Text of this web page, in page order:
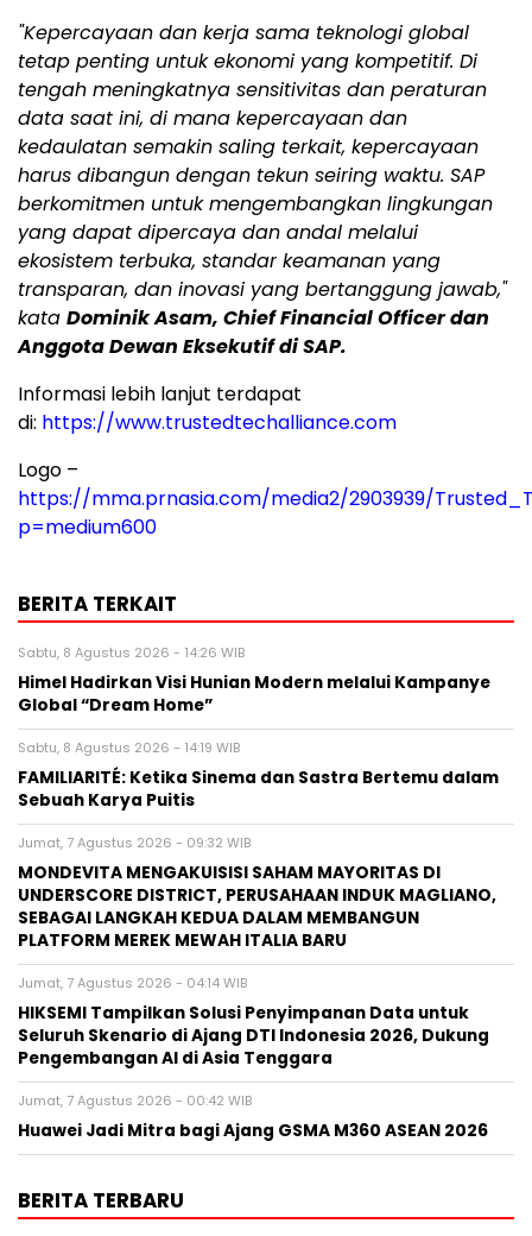
"Kepercayaan dan kerja sama teknologi global
tetap penting untuk ekonomi yang kompetitif. Di
tengah meningkatnya sensitivitas dan peraturan
data saat ini, di mana kepercayaan dan
kedaulatan semakin saling terkait, kepercayaan
harus dibangun dengan tekun seiring waktu. SAP
berkomitmen untuk mengembangkan lingkungan
yang dapat dipercaya dan andal melalui
ekosistem terbuka, standar keamanan yang
transparan, dan inovasi yang bertanggung jawab,"
kata Dominik Asam, Chief Financial Officer dan
Anggota Dewan Eksekutif di SAP.
Informasi lebih lanjut terdapat
di: https://www.trustedtechalliance.com
Logo –
https://mma.prnasia.com/media2/2903939/
p=medium600
BERITA TERKAIT
Sabtu, 8 Agustus 2026 - 14:26 WIB
Himel Hadirkan Visi Hunian Modern melalui Kampanye
Global “Dream Home”
Sabtu, 8 Agustus 2026 - 14:19 WIB
FAMILIARITÉ: Ketika Sinema dan Sastra Bertemu dalam
Sebuah Karya Puitis
Jumat, 7 Agustus 2026 - 09:32 WIB
MONDEVITA MENGAKUISISI SAHAM MAYORITAS DI
UNDERSCORE DISTRICT, PERUSAHAAN INDUK MAGLIANO,
SEBAGAI LANGKAH KEDUA DALAM MEMBANGUN
PLATFORM MEREK MEWAH ITALIA BARU
Jumat, 7 Agustus 2026 - 04:14 WIB
HIKSEMI Tampilkan Solusi Penyimpanan Data untuk
Seluruh Skenario di Ajang DTI Indonesia 2026, Dukung
Pengembangan AI di Asia Tenggara
Jumat, 7 Agustus 2026 - 00:42 WIB
Huawei Jadi Mitra bagi Ajang GSMA M360 ASEAN 2026
BERITA TERBARU